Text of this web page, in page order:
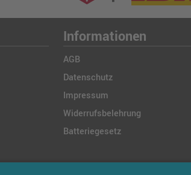
Informationen
AGB
Datenschutz
Impressum
Widerrufsbelehrung
Batteriegesetz